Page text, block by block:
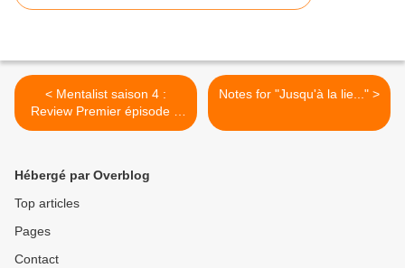
< Mentalist saison 4 :
Review Premier épisode –
Assommés ! (spoilers)
Notes for "Jusqu'à la lie..." >
Hébergé par Overblog
Top articles
Pages
Contact